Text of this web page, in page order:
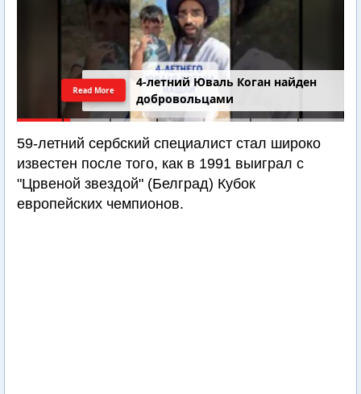
4-летний Юваль Коган найден
добровольцами
Read More
59-летний сербский специалист стал широко
известен после того, как в 1991 выиграл с
"Црвеной звездой" (Белград) Кубок
европейских чемпионов.